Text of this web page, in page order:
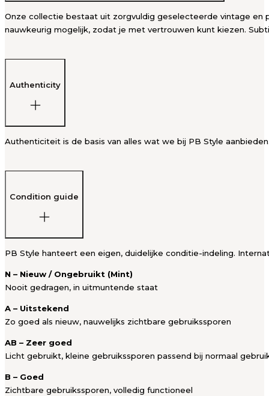
Onze collectie bestaat uit zorgvuldig geselecteerde vintage en
nauwkeurig mogelijk, zodat je met vertrouwen kunt kiezen.
Authenticity
Authenticiteit is de basis van alles wat we bij PB Style
Condition guide
PB Style hanteert een eigen, duidelijke conditie-indeling.
N – Nieuw / Ongebruikt (Mint)
Nooit gedragen, in uitmuntende staat
A – Uitstekend
Zo goed als nieuw, nauwelijks zichtbare gebruikssporen
AB – Zeer goed
Licht gebruikt, kleine gebruikssporen passend bij normaal
B – Goed
Zichtbare gebruikssporen, volledig functioneel